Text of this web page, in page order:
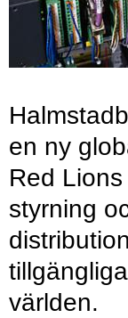
en ny
Red
styrning
världen.